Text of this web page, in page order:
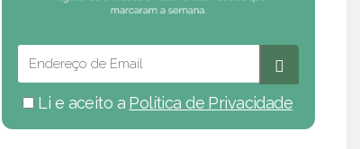
Li e aceito a Política de Privacidade